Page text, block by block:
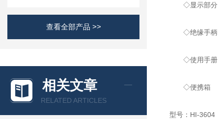
查看全部产品 >>
相关文章
RELATED ARTICLES
◇显示部分
◇绝缘手柄
◇使用手册
◇便携箱
型号：HI-3604